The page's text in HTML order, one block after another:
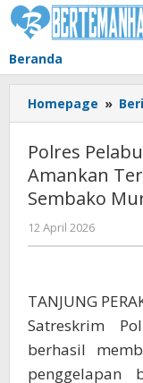
Lewati
ke
Beranda
Homepage »
Polres
Amankan
Sembako
12 April 2026
TANJUNG
Satreskrim
berhasil
penggelapan